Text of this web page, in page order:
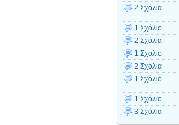
2 Σχόλια
1 Σχόλιο
2 Σχόλια
1 Σχόλιο
2 Σχόλια
1 Σχόλιο
1 Σχόλιο
3 Σχόλια